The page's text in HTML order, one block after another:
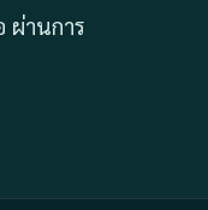
ผ่านการ